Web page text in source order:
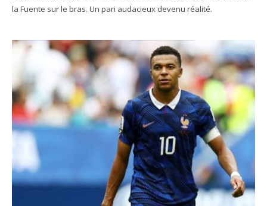
la Fuente sur le bras. Un pari audacieux devenu réalité.